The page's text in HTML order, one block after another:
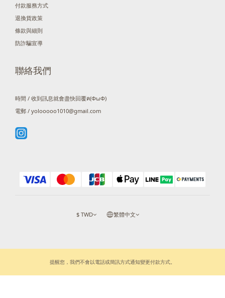
付款服務方式
退換貨政策
條款與細則
防詐騙宣導
聯絡我們
時間 / 收到訊息就會盡快回覆ฅ(ΦωΦ)
電郵 / yolooooo1010@gmail.com
$ TWD 繁體中文
提醒您，我們不會以電話或簡訊方式通知變更付款方式。